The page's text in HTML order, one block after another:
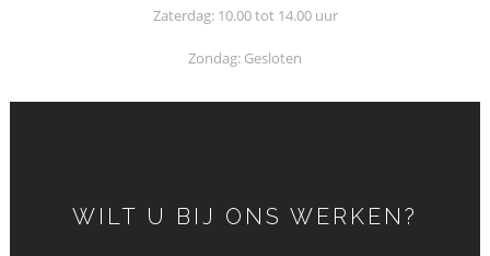
Zaterdag: 10.00 tot 14.00 uur
Zondag: Gesloten
WILT U BIJ ONS WERKEN?